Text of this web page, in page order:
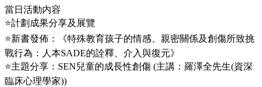
當日活動内容
⭐計劃成果分享及展覽
⭐新書發佈：《特殊教育孩子的情感、親密關係及創傷所致挑
戰行為：人本SADE的詮釋、介入與復元》
⭐主題分享：SEN兒童的成長性創傷 (主講：羅澤全先生(資深
臨床心理學家))